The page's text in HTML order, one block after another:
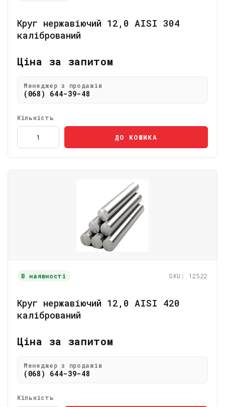
Круг нержавіючий 12,0 AISI 304
калібрований
Ціна за запитом
Менеджер з продажів
(068) 644-39-48
Кількість
ДО КОШИКА
В наявності SKU: 12522
Круг нержавіючий 12,0 AISI 420
калібрований
Ціна за запитом
Менеджер з продажів
(068) 644-39-48
Кількість